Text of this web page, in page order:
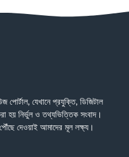
পোর্টাল, যেখানে প্রযুক্তি, ডিজিটাল
হয় নির্ভুল ও তথ্যভিত্তিক সংবাদ।
দেওয়াই আমাদের মূল লক্ষ্য।